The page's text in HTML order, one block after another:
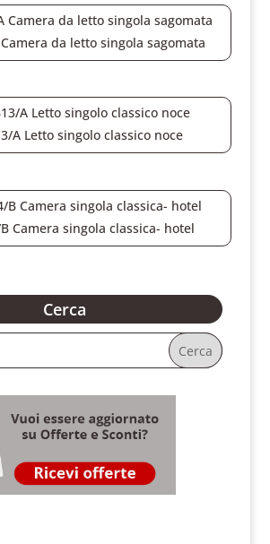
da letto singola sagomata
A Letto singolo classico noce
Camera singola classica- hotel
Cerca